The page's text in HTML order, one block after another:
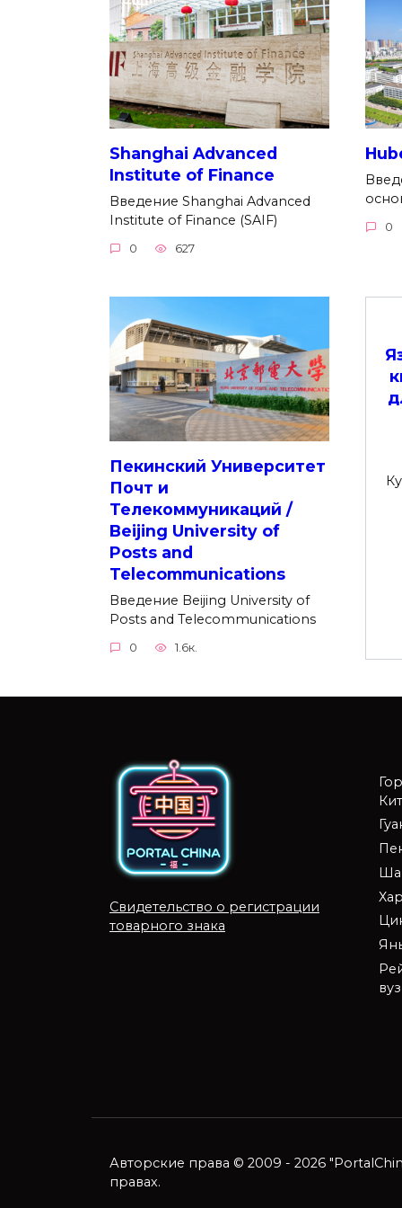
Shanghai Advanced
Institute of Finance
Введение Shanghai Advanced
Institute of Finance (SAIF)
0 627
0
Пекинский Университет
Почт и
Телекоммуникаций /
Beijing University of
Posts and
Telecommunications
Введение Beijing University of
Posts and Telecommunications
0 1.6к.
Свидетельство о регистрации
товарного знака
Авторские права © 2009 - 2026
правах.